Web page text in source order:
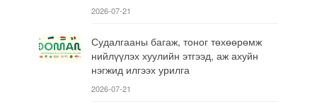
2026-07-21
Судалгааны багаж, тоног төхөөрөмж
нийлүүлэх хуулийн этгээд, аж ахуйн
нэгжид илгээх урилга
2026-07-21